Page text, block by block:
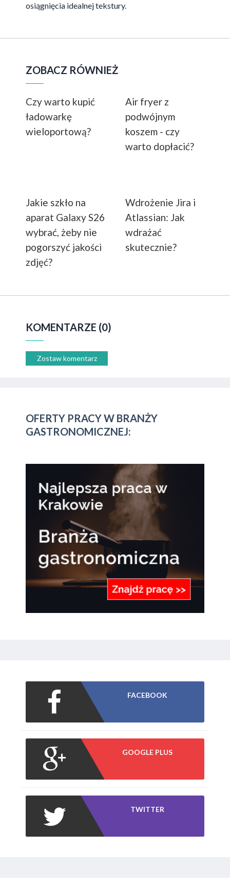
osiągnięcia idealnej tekstury.
ZOBACZ RÓWNIEŻ
Czy warto kupić
ładowarkę
wieloportową?
Air fryer z
podwójnym
koszem - czy
warto dopłacić?
Jakie szkło na
aparat Galaxy S26
wybrać, żeby nie
pogorszyć jakości
zdjęć?
Wdrożenie Jira i
Atlassian: Jak
wdrażać
skutecznie?
KOMENTARZE (0)
Zostaw komentarz
OFERTY PRACY W BRANŻY
GASTRONOMICZNEJ:
FACEBOOK
GOOGLE PLUS
TWITTER